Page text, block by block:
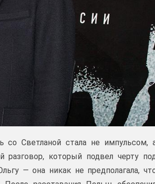
Светланой стала не импульсом,
который подвел черту
— она никак не предполагала,